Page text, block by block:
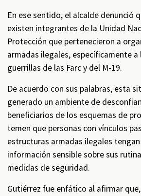
En ese sentido, el alcalde denunció
existen integrantes de la Unidad
Protección que pertenecieron a
armadas ilegales, específicamente
guerrillas de las Farc y del M-19.
De acuerdo con sus palabras, esta
generado un ambiente de
beneficiarios de los esquemas de
temen que personas con vínculos
estructuras armadas ilegales tengan
información sensible sobre sus
medidas de seguridad.
Gutiérrez fue enfático al afirmar